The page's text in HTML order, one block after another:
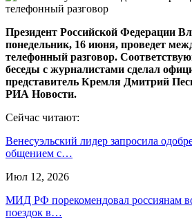
Президент Российской Федерации
понедельник, 16 июня, проведет
телефонный разговор.
беседы c журналистами сделал
представитель Кремля Дмитрий
РИА Новости.
Сейчас читают:
Венесуэльский лидер запросила
общением с…
Июл 12, 2026
МИД РФ порекомендовал россиянам
поездок в…